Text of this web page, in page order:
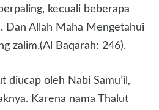
kecuali beberapa
Dan Allah Maha Mengetahui
zalim.(Al Baqarah: 246).
diucap oleh Nabi Samu’il,
Karena nama Thalut